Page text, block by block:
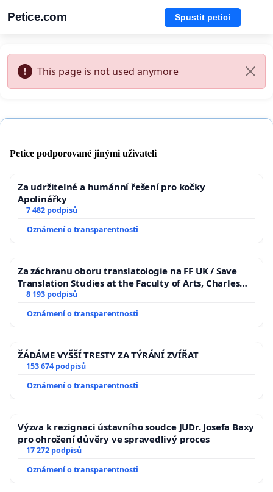
Petice.com Spustit petici
This page is not used anymore
Petice podporované jinými uživateli
Za udržitelné a humánní řešení pro kočky
Apolinářky
7 482 podpisů
Oznámení o transparentnosti
Za záchranu oboru translatologie na FF UK / Save
Translation Studies at the Faculty of Arts, Charles
University
8 193 podpisů
Oznámení o transparentnosti
ŽÁDÁME VYŠŠÍ TRESTY ZA TÝRÁNÍ ZVÍŘAT
153 674 podpisů
Oznámení o transparentnosti
Výzva k rezignaci ústavního soudce JUDr. Josefa Baxy
pro ohrožení důvěry ve spravedlivý proces
17 272 podpisů
Oznámení o transparentnosti